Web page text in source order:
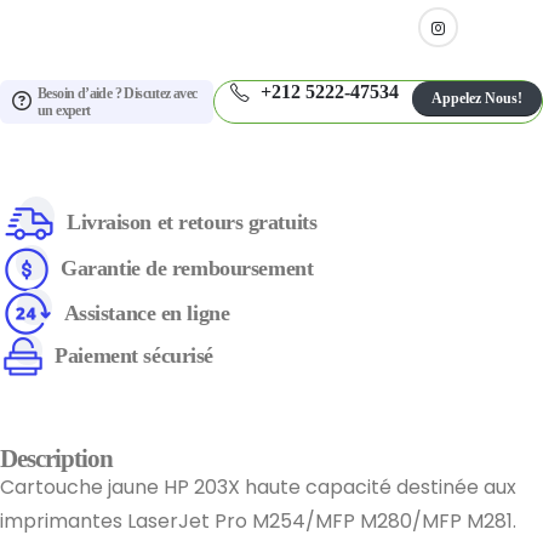
Besoin d’aide ? Discutez avec
un expert
+212 5222-47534 Appelez Nous!
Livraison et retours gratuits
Garantie de remboursement
Assistance en ligne
Paiement sécurisé
Description
Cartouche jaune HP 203X haute capacité destinée aux
imprimantes LaserJet Pro M254/MFP M280/MFP M281.